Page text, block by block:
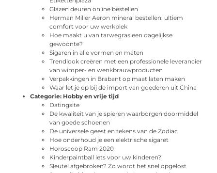
Glazen deuren online bestellen
Herman Miller Aeron mineral bestellen: ultiem
comfort voor uw werkplek
Hoe maakt u van tarwegras een dagelijkse
gewoonte?
Sigaren in alle vormen en maten
Trendlook creëren met een professionele leverancier
van wimper- en wenkbrauwproducten
Verpakkingen in Brabant op maat laten maken
Waar let je op bij de import van goederen uit China
Categorie: Hobby en vrije tijd
Datingsite
De kwaliteit van je spieren waarborgen doormiddel
van goede schoenen
De universele geest en tekens van de Zodiac
Hoe onderhoud je een elektrische sigaret
Horoscoop Ram 2020
Kinderpaintball iets voor uw kinderen?
Sleutel afgebroken? Zo wordt het snel opgelost